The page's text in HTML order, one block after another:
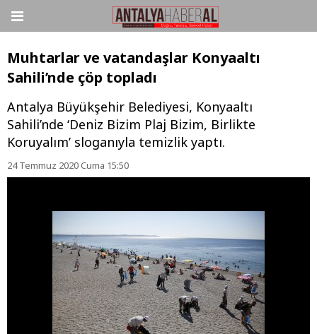
Muhtarlar ve vatandaşlar Konyaaltı
Sahili’nde çöp topladı
Antalya Büyükşehir Belediyesi, Konyaaltı
Sahili’nde ‘Deniz Bizim Plaj Bizim, Birlikte
Koruyalım’ sloganıyla temizlik yaptı.
24 Temmuz 2020 Cuma 15:50